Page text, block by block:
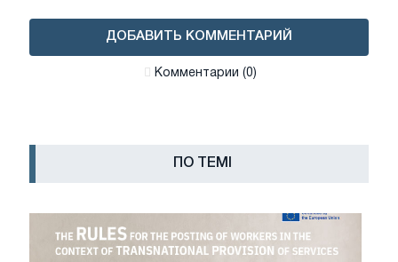
ДОБАВИТЬ КОММЕНТАРИЙ
Комментарии (0)
ПО ТЕМІ